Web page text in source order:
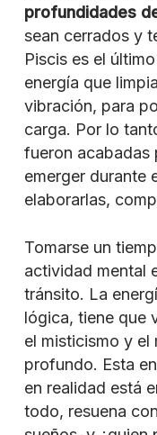
profundidades
sean cerrados y
Piscis es el
energía que
vibración, para
carga. Por lo
fueron acabadas
emerger durante
elaborarlas,
Tomarse un
actividad mental
tránsito. La
lógica, tiene que
el misticismo y el
profundo. Esta
en realidad está
todo, resuena